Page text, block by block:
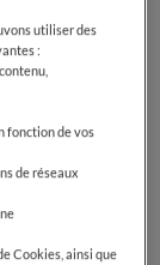
utiliser des
:
fonction de vos
de réseaux
Cookies, ainsi que